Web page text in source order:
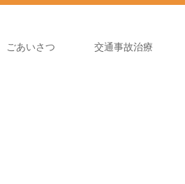
ごあいさつ 交通事故治療